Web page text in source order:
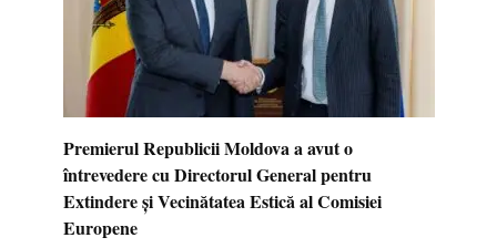
Premierul Republicii Moldova a avut o
întrevedere cu Directorul General pentru
Extindere și Vecinătatea Estică al Comisiei
Europene